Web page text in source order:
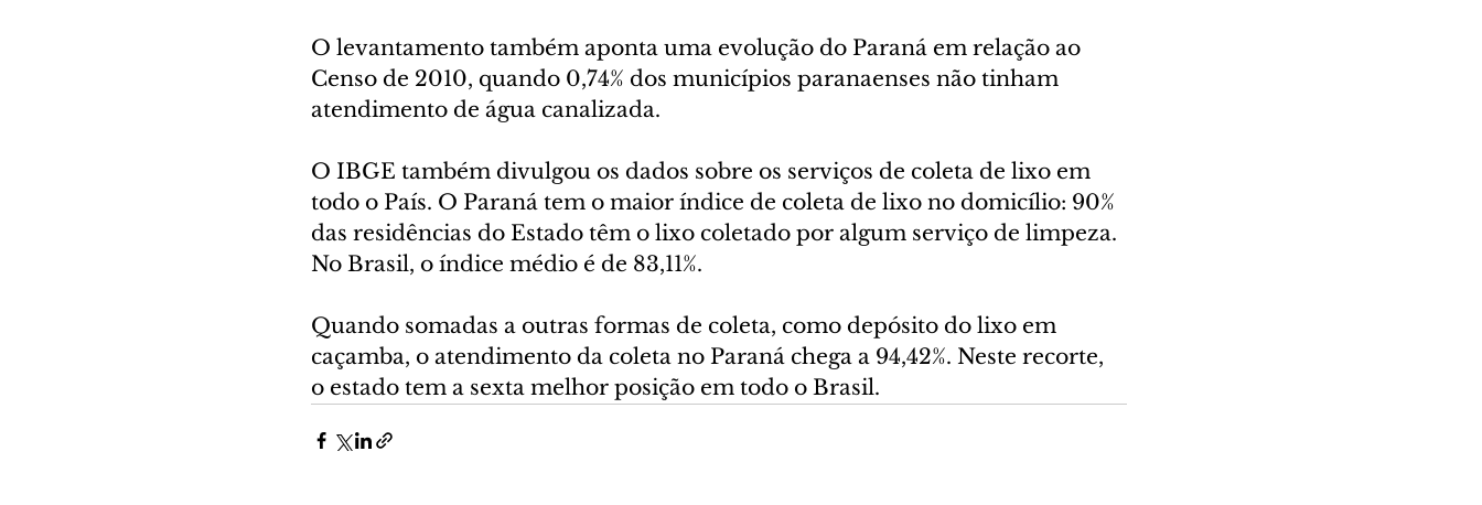
O levantamento também aponta uma evolução do Paraná em relação ao
Censo de 2010, quando 0,74% dos municípios paranaenses não tinham
atendimento de água canalizada.
O IBGE também divulgou os dados sobre os serviços de coleta de lixo em
todo o País. O Paraná tem o maior índice de coleta de lixo no domicílio: 90%
das residências do Estado têm o lixo coletado por algum serviço de limpeza.
No Brasil, o índice médio é de 83,11%.
Quando somadas a outras formas de coleta, como depósito do lixo em
caçamba, o atendimento da coleta no Paraná chega a 94,42%. Neste recorte,
o estado tem a sexta melhor posição em todo o Brasil.